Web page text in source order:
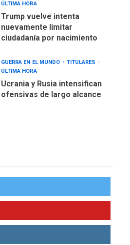
ÚLTIMA HORA
Trump vuelve intenta
nuevamente limitar
ciudadanía por nacimiento
GUERRA EN EL MUNDO
TITULARES
ÚLTIMA HORA
Ucrania y Rusia intensifican
ofensivas de largo alcance
De la Espriella asumirá
atípica fuera de Bogotá
POLÍTICA
TITULARES